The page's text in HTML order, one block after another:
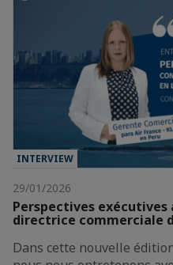
INTERVIEW
29/01/2026
Perspectives exécutives
directrice commerciale
Dans cette nouvelle